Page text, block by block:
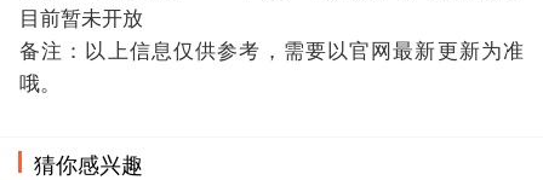
目前暂未开放
备注：以上信息仅供参考，需要以官网最新更新为准
哦。
猜你感兴趣